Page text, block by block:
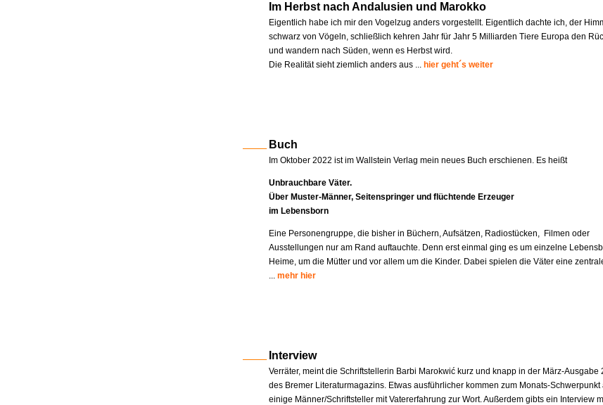
Im Herbst nach Andalusien und Marokko
Eigentlich habe ich mir den Vogelzug anders vorgestellt. Eigentlich dachte ich, der
schwarz von Vögeln, schließlich kehren Jahr für Jahr 5 Milliarden Tiere Europa den
und wandern nach Süden, wenn es Herbst wird.
Die Realität sieht ziemlich anders aus ... hier geht´s weiter
Buch
Im Oktober 2022 ist im Wallstein Verlag mein neues Buch erschienen. Es heißt
Unbrauchbare Väter.
Über Muster-Männer, Seitenspringer und flüchtende Erzeuger
im Lebensborn
Eine Personengruppe, die bisher in Büchern, Aufsätzen, Radiostücken, Filmen oder
Ausstellungen nur am Rand auftauchte. Denn erst einmal ging es um einzelne
Heime, um die Mütter und vor allem um die Kinder. Dabei spielen die Väter eine
... mehr hier
Interview
Verräter, meint die Schriftstellerin Barbi Marokwić kurz und knapp in der März-Ausgabe
des Bremer Literaturmagazins. Etwas ausführlicher kommen zum Monats-Schwerpunkt
einige Männer/Schriftsteller mit Vatererfahrung zur Wort. Außerdem gibts ein Interview